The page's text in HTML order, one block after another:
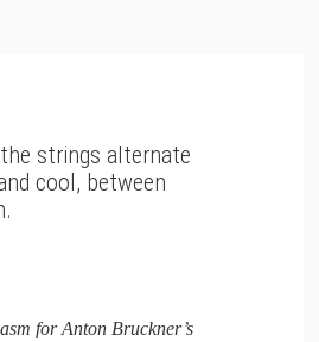
strings alternate
cool, between
for Anton Bruckner’s